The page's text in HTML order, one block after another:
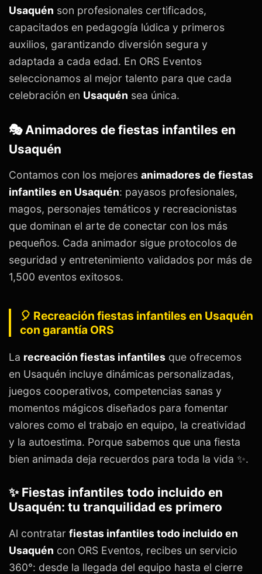
Usaquén son profesionales certificados,
capacitados en pedagogía lúdica y primeros
auxilios, garantizando diversión segura y
adaptada a cada edad. En ORS Eventos
seleccionamos al mejor talento para que cada
celebración en Usaquén sea única.
🎭 Animadores de fiestas infantiles en
Usaquén
Contamos con los mejores animadores de fiestas
infantiles en Usaquén: payasos profesionales,
magos, personajes temáticos y recreacionistas
que dominan el arte de conectar con los más
pequeños. Cada animador sigue protocolos de
seguridad y entretenimiento validados por más de
1,500 eventos exitosos.
🎈 Recreación fiestas infantiles en Usaquén
con garantía ORS
La recreación fiestas infantiles que ofrecemos
en Usaquén incluye dinámicas personalizadas,
juegos cooperativos, competencias sanas y
momentos mágicos diseñados para fomentar
valores como el trabajo en equipo, la creatividad
y la autoestima. Porque sabemos que una fiesta
bien animada deja recuerdos para toda la vida ✨.
✨ Fiestas infantiles todo incluido en
Usaquén: tu tranquilidad es primero
Al contratar fiestas infantiles todo incluido en
Usaquén con ORS Eventos, recibes un servicio
360°: desde la llegada del equipo hasta el cierre